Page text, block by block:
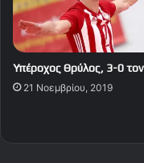
Υπέροχος Θρύλος, 3-0
21 Νοεμβρίου, 2019